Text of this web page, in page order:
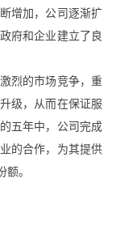
增加，公司逐渐扩
府和企业建立了良
烈的市场竞争，重
级，从而在保证服
五年中，公司完成
的合作，为其提供
。